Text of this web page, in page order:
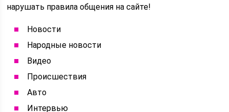
нарушать правила общения на сайте!
Новости
Народные новости
Видео
Происшествия
Авто
Интервью